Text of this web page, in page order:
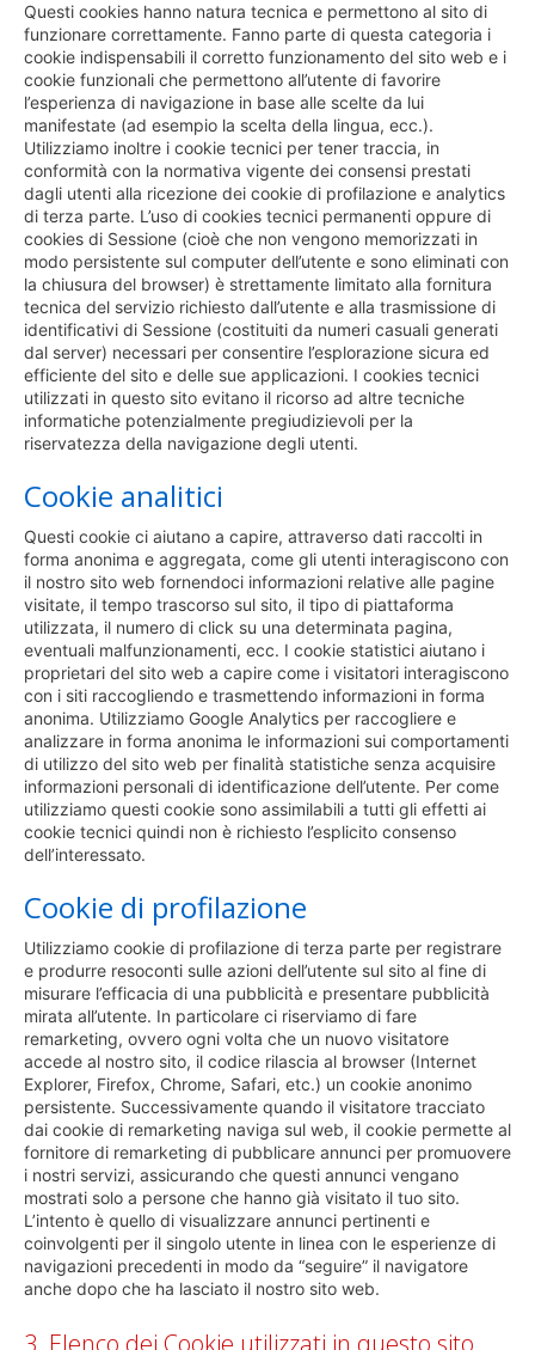
Questi cookies hanno natura tecnica e permettono al sito di
funzionare correttamente. Fanno parte di questa categoria i
cookie indispensabili il corretto funzionamento del sito web e i
cookie funzionali che permettono all’utente di favorire
l’esperienza di navigazione in base alle scelte da lui
manifestate (ad esempio la scelta della lingua, ecc.).
Utilizziamo inoltre i cookie tecnici per tener traccia, in
conformità con la normativa vigente dei consensi prestati
dagli utenti alla ricezione dei cookie di profilazione e analytics
di terza parte. L’uso di cookies tecnici permanenti oppure di
cookies di Sessione (cioè che non vengono memorizzati in
modo persistente sul computer dell’utente e sono eliminati con
la chiusura del browser) è strettamente limitato alla fornitura
tecnica del servizio richiesto dall’utente e alla trasmissione di
identificativi di Sessione (costituiti da numeri casuali generati
dal server) necessari per consentire l’esplorazione sicura ed
efficiente del sito e delle sue applicazioni. I cookies tecnici
utilizzati in questo sito evitano il ricorso ad altre tecniche
informatiche potenzialmente pregiudizievoli per la
riservatezza della navigazione degli utenti.
Cookie analitici
Questi cookie ci aiutano a capire, attraverso dati raccolti in
forma anonima e aggregata, come gli utenti interagiscono con
il nostro sito web fornendoci informazioni relative alle pagine
visitate, il tempo trascorso sul sito, il tipo di piattaforma
utilizzata, il numero di click su una determinata pagina,
eventuali malfunzionamenti, ecc. I cookie statistici aiutano i
proprietari del sito web a capire come i visitatori interagiscono
con i siti raccogliendo e trasmettendo informazioni in forma
anonima. Utilizziamo Google Analytics per raccogliere e
analizzare in forma anonima le informazioni sui comportamenti
di utilizzo del sito web per finalità statistiche senza acquisire
informazioni personali di identificazione dell’utente. Per come
utilizziamo questi cookie sono assimilabili a tutti gli effetti ai
cookie tecnici quindi non è richiesto l’esplicito consenso
dell’interessato.
Cookie di profilazione
Utilizziamo cookie di profilazione di terza parte per registrare
e produrre resoconti sulle azioni dell’utente sul sito al fine di
misurare l’efficacia di una pubblicità e presentare pubblicità
mirata all’utente. In particolare ci riserviamo di fare
remarketing, ovvero ogni volta che un nuovo visitatore
accede al nostro sito, il codice rilascia al browser (Internet
Explorer, Firefox, Chrome, Safari, etc.) un cookie anonimo
persistente. Successivamente quando il visitatore tracciato
dai cookie di remarketing naviga sul web, il cookie permette al
fornitore di remarketing di pubblicare annunci per promuovere
i nostri servizi, assicurando che questi annunci vengano
mostrati solo a persone che hanno già visitato il tuo sito.
L’intento è quello di visualizzare annunci pertinenti e
coinvolgenti per il singolo utente in linea con le esperienze di
navigazioni precedenti in modo da “seguire” il navigatore
anche dopo che ha lasciato il nostro sito web.
3. Elenco dei Cookie utilizzati in questo sito